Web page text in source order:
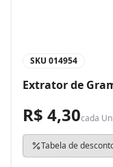
SKU 014954
Extrator de
R$ 4,30cada
Tabela de